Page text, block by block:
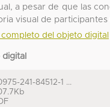
a pesar de que las
visual de
del objeto digital
241-84512-1 ...